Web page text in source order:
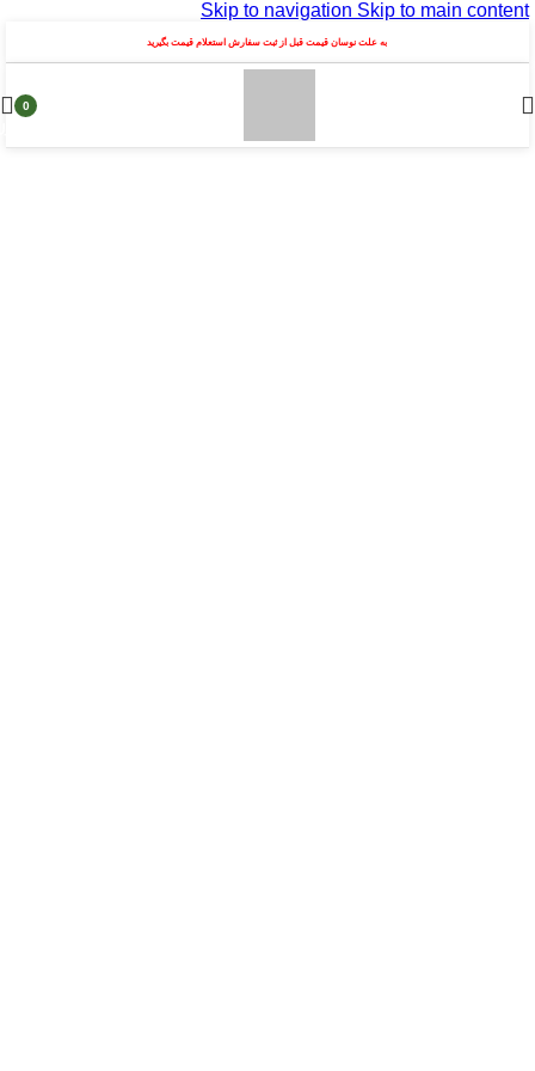
Skip to navigation Skip to main content
به علت نوسان قیمت قبل از ثبت سفارش استعلام قیمت بگیرید
0